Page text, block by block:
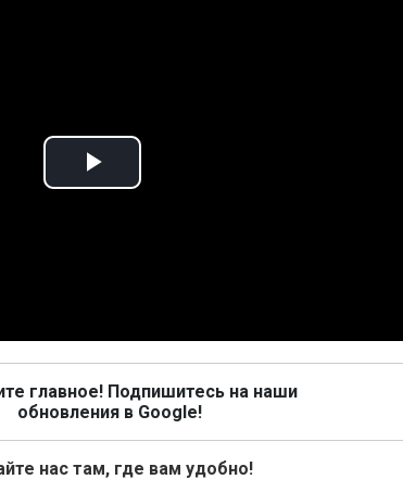
Play
главное! Подпишитесь на наши
обновления в Google!
нас там, где вам удобно!